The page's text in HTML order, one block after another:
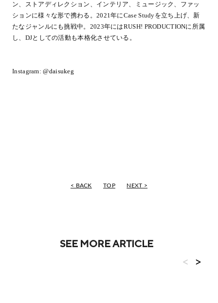
ン、ストアディレクション、インテリア、ミュージック、ファッ
ションに様々な形で携わる。2021年にCase Studyを立ち上げ、新
たなジャンルにも挑戦中。2023年にはRUSH! PRODUCTIONに所属
し、DJとしての活動も本格化させている。
Instagram:@daisukeg
< BACK TOP NEXT >
SEE MORE ARTICLE
< >